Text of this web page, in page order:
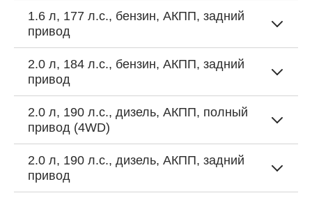
1.6 л, 177 л.с., бензин, АКПП, задний
привод
2.0 л, 184 л.с., бензин, АКПП, задний
привод
2.0 л, 190 л.с., дизель, АКПП, полный
привод (4WD)
2.0 л, 190 л.с., дизель, АКПП, задний
привод